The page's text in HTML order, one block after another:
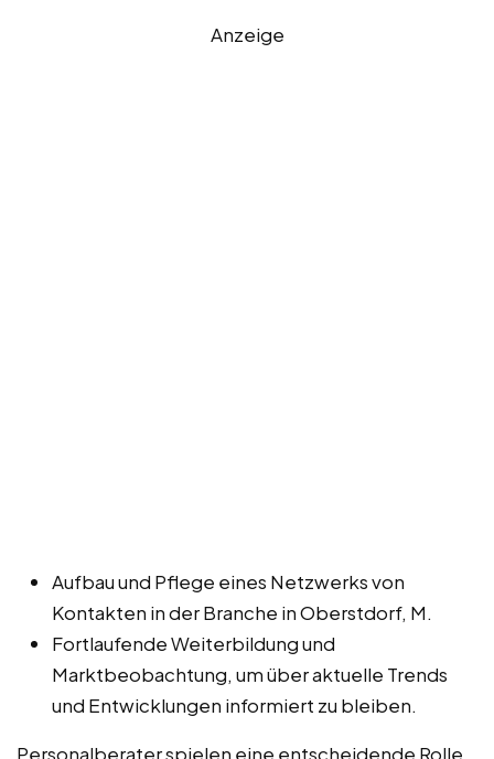
Anzeige
Aufbau und Pflege eines Netzwerks von
Kontakten in der Branche in Oberstdorf, M.
Fortlaufende Weiterbildung und
Marktbeobachtung, um über aktuelle Trends
und Entwicklungen informiert zu bleiben.
Personalberater spielen eine entscheidende Rolle